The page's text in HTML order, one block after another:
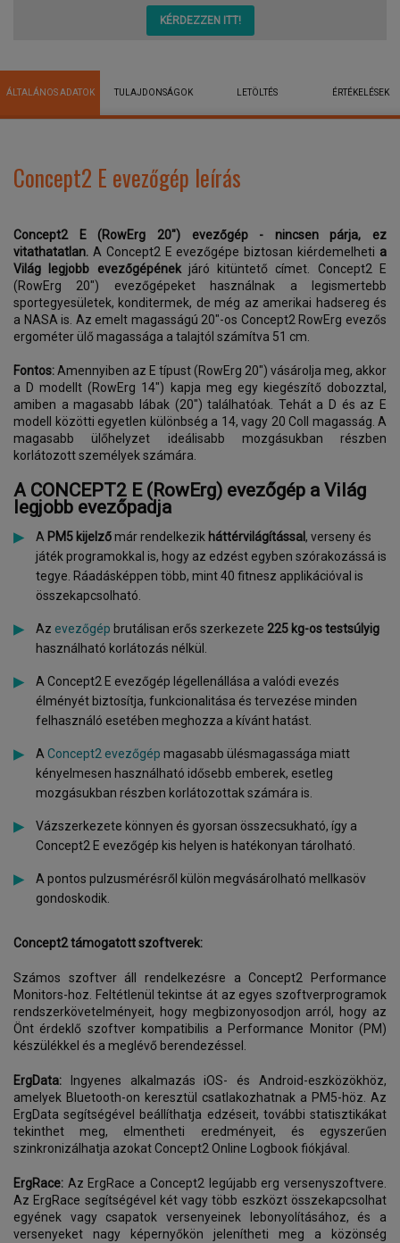
KÉRDEZZEN ITT!
ÁLTALÁNOS ADATOK TULAJDONSÁGOK LETÖLTÉS ÉRTÉKELÉSEK
Concept2 E evezőgép leírás
Concept2 E (RowErg 20") evezőgép - nincsen párja, ez
vitathatatlan. A Concept2 E evezőgépe biztosan kiérdemelheti a
Világ legjobb evezőgépénekjáró kitüntető címet. Concept2 E
(RowErg 20") evezőgépeket használnak a legismertebb
sportegyesületek, konditermek, de még az amerikai hadsereg és
a NASA is. Az emelt magasságú 20"-os Concept2 RowErg evezős
ergométer ülő magassága a talajtól számítva 51 cm.
Fontos:Amennyiben az E típust (RowErg 20") vásárolja meg, akkor
a D modellt (RowErg 14") kapja meg egy kiegészítő dobozztal,
amiben a magasabb lábak (20") találhatóak. Tehát a D és az E
modell közötti egyetlen különbség a 14, vagy 20 Coll magasság. A
magasabb ülőhelyzet ideálisabb mozgásukban részben
korlátozott személyek számára.
A CONCEPT2 E (RowErg) evezőgép a Világ
legjobb evezőpadja
A PM5 kijelzőmár rendelkezik háttérvilágítással, verseny és
játék programokkal is, hogy az edzést egyben szórakozássá is
tegye. Ráadásképpen több, mint 40 fitnesz applikációval is
összekapcsolható.
Az evezőgép brutálisan erős szerkezete 225 kg-os testsúlyig
használható korlátozás nélkül.
A Concept2 E evezőgép légellenállása a valódi evezés
élményét biztosítja, funkcionalitása és tervezése minden
felhasználó esetében meghozza a kívánt hatást.
A Concept2 evezőgép magasabb ülésmagassága miatt
kényelmesen használható idősebb emberek, esetleg
mozgásukban részben korlátozottak számára is.
Vázszerkezete könnyen és gyorsan összecsukható, így a
Concept2 E evezőgép kis helyen is hatékonyan tárolható.
A pontos pulzusmérésről külön megvásárolható mellkasöv
gondoskodik.
Concept2 támogatott szoftverek:
Számos szoftver áll rendelkezésre a Concept2 Performance
Monitors-hoz. Feltétlenül tekintse át az egyes szoftverprogramok
rendszerkövetelményeit, hogy megbizonyosodjon arról, hogy az
Önt érdeklő szoftver kompatibilis a Performance Monitor (PM)
készülékkel és a meglévő berendezéssel.
ErgData: Ingyenes alkalmazás iOS- és Android-eszközökhöz,
amelyek Bluetooth-on keresztül csatlakozhatnak a PM5-höz. Az
ErgData segítségével beállíthatja edzéseit, további statisztikákat
tekinthet meg, elmentheti eredményeit, és egyszerűen
szinkronizálhatja azokat Concept2 Online Logbook fiókjával.
ErgRace: Az ErgRace a Concept2 legújabb erg versenyszoftvere.
Az ErgRace segítségével két vagy több eszközt összekapcsolhat
egyének vagy csapatok versenyeinek lebonyolításához, és a
versenyeket nagy képernyőkön jelenítheti meg a közönség